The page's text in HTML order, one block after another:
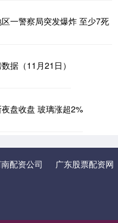
一警察局突发爆炸 至少7死
据（11月21日）
盘收盘 玻璃涨超2%
配资公司 广东股票配资网